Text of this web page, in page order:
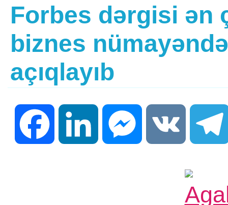
Forbes dərgisi ən
biznes
açıqlayıb
Facebook LinkedIn Messenger VK